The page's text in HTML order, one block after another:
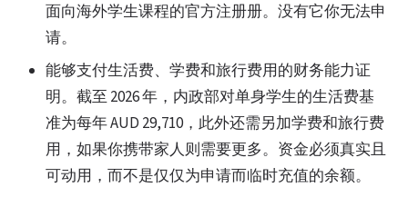
面向海外学生课程的官方注册册。没有它你无法申
请。
能够支付生活费、学费和旅行费用的财务能力证
明。截至 2026 年，内政部对单身学生的生活费基
准为每年 AUD 29,710，此外还需另加学费和旅行费
用，如果你携带家人则需要更多。资金必须真实且
可动用，而不是仅仅为申请而临时充值的余额。